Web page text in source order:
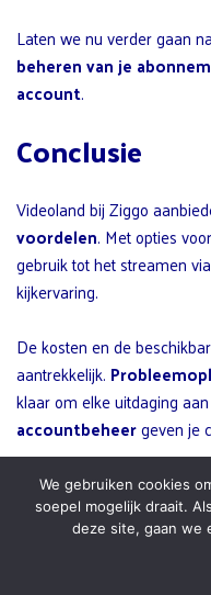
Laten we nu verder gaan
beheren van je
account.
Conclusie
Videoland bij Ziggo
voordelen. Met opties
gebruik tot het streamen
kijkervaring.
De kosten en de
aantrekkelijk.
klaar om elke uitdaging
accountbeheergeven je
Laat deze kans niet
verrijken met Videoland bij
Veelgestelde
We gebruiken cookies
soepel mogelijk draait.
deze site, gaan we